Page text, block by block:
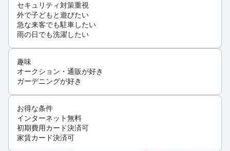
セキュリティ対策重視
外で子どもと遊びたい
急な来客でも駐車したい
雨の日でも洗濯したい
趣味
オークション・通販が好き
ガーデニングが好き
お得な条件
インターネット無料
初期費用カード決済可
家賃カード決済可